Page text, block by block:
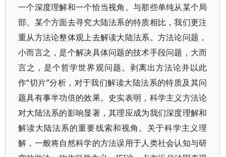
一个深度理解和一个恰当视角。与那些单纯从某个局
部、某个方面去寻究大陆法系的特质相比，我们更注
重从方法论整体观上去解读大陆法系。方法论问题，
小而言之，是个解决具体问题的技术手段问题，大而
言之，是个哲学世界观问题。剥离出方法论并以此
作“切片”分析，对于我们解读大陆法系的特质及其问
题具有事半功倍的效果。史实表明，科学主义方法论
对大陆法系的影响显著，其理应成为我们深度理解和
解读大陆法系的重要线索和视角。关于科学主义理
解，一般将自然科学的方法误用于人类社会认知与研